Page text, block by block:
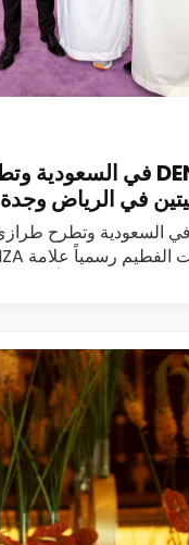
في الرياض وجدة